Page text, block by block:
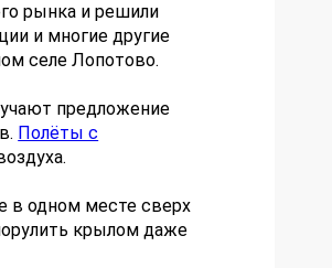
рынка и решили
и многие другие
селе Лопотово.
предложение
Полёты с
в одном месте сверх
крылом даже